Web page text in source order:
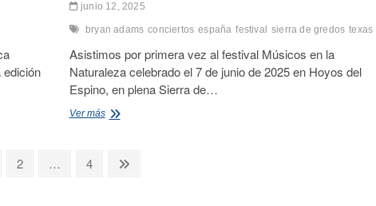
edición
junio 12, 2025
bryan adams conciertos españa festival sierra de gredos texas
Asistimos por primera vez al festival Músicos en la
Naturaleza celebrado el 7 de junio de 2025 en Hoyos del
Espino, en plena Sierra de…
Ver másBryan
Sierra
Página
2 … Página
4
Página